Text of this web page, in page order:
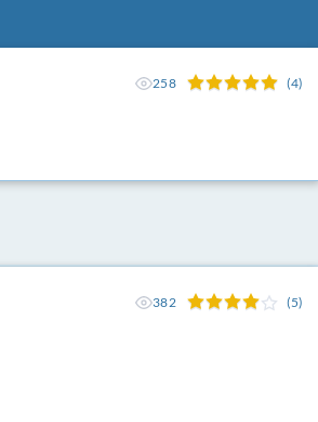
258 (4)
382 (5)